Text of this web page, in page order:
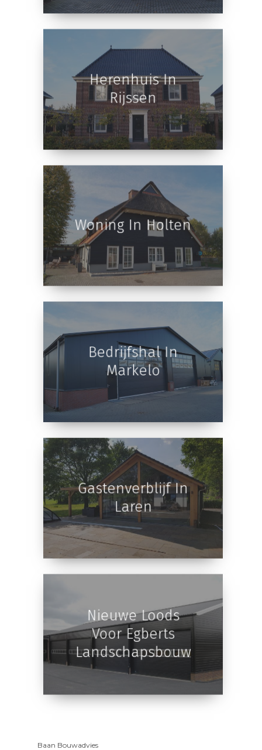
Schuur In Rijssen
Rijssen
Woning In Holten
Bedrijfshal In
Markelo
Laren
Voor Egberts
Baan Bouwadvies